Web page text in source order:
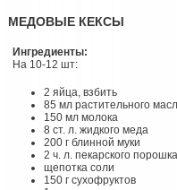
МЕДОВЫЕ КЕКСЫ
Ингредиенты:
На 10-12 шт:
2 яйца, взбить
85 мл растительного
150 мл молока
8 ст. л. жидкого меда
200 г блинной муки
2 ч. л. пекарского
щепотка соли
150 г сухофруктов